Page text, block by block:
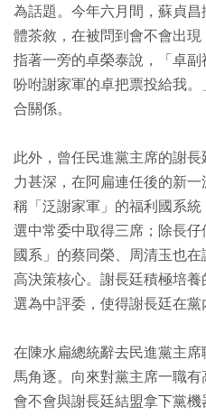
為話題。今年六月間，蘇貞
體茶敘，在被問到會不會出
指著一旁的卓榮泰說，「卓
吩咐謝家軍的卓把票投給我
合關係。
此外，曾任民進黨主席的謝
力甚深，在阿扁連任後的新
稱「泛謝家軍」的福利國系
選中常委中取得三席；除長
國系」的蔡同榮、周清玉也
高決策核心。謝長廷積極培
選為中評委，使得謝長廷在黨
在陳水扁總統辭去民進黨主
馬角逐。向來對黨主席一職
會不會與謝長廷結盟拿下黨